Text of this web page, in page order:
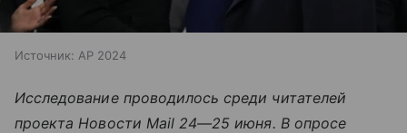
Источник: AP 2024
Исследование проводилось среди читателей
проекта Новости Mail 24—25 июня. В опросе